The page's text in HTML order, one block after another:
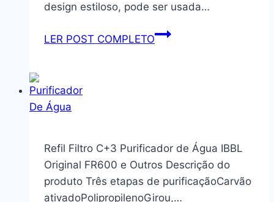
design estiloso, pode ser usada…
LER POST COMPLETOALMOFADA
Refil Filtro C+3 Purificador de Água IBBL
Original FR600 e Outros Descrição do
produto Três etapas de purificaçãoCarvão
ativadoPolipropilenoGirou,…